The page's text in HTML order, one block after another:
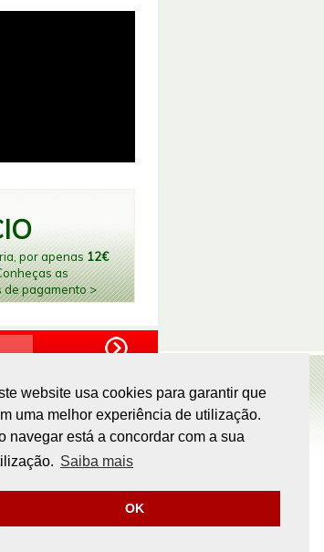
website usa cookies para garantir que
uma melhor experiência de utilização.
navegar está a concordar com a sua
Saiba mais
OK
por apenas 12€
as
pagamento >
PAGAMENTOS ONLINE